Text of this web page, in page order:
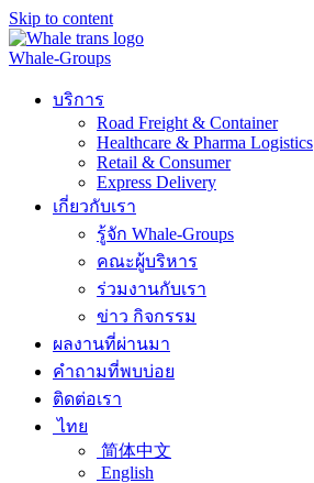
Skip to content
Whale-Groups
บริการ
Road Freight & Container
Healthcare & Pharma Logistics
Retail & Consumer
Express Delivery
เกี่ยวกับเรา
รู้จัก Whale-Groups
คณะผู้บริหาร
ร่วมงานกับเรา
ข่าว กิจกรรม
ผลงานที่ผ่านมา
คำถามที่พบบ่อย
ติดต่อเรา
ไทย
简体中文
English